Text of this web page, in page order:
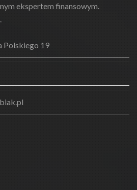
ekspertem finansowym.
Polskiego 19